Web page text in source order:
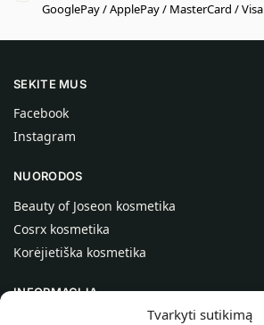
Tvarkyti sutikimą
GooglePay / ApplePay / MasterCard / Visa
SEKITE MUS
Facebook
Instagram
NUORODOS
Beauty of Joseon kosmetika
Cosrx kosmetika
Korėjietiška kosmetika
INFORMACIJA